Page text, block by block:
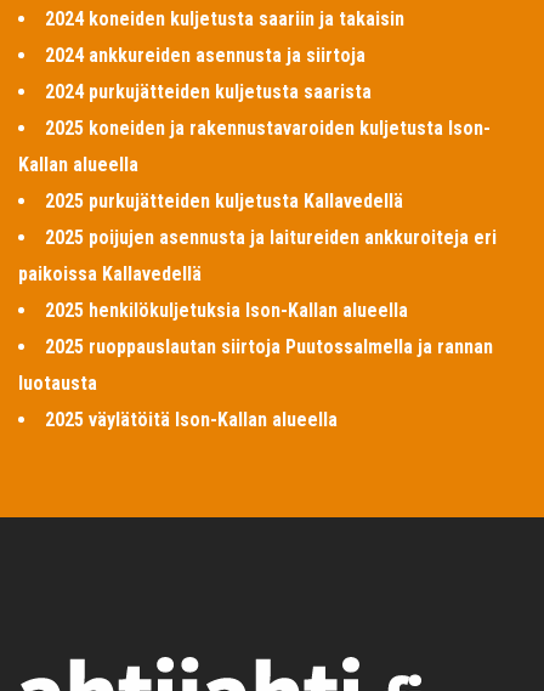
2024 koneiden kuljetusta saariin ja takaisin
2024 ankkureiden asennusta ja siirtoja
2024 purkujätteiden kuljetusta saarista
2025 koneiden ja rakennustavaroiden kuljetusta Ison-
Kallan alueella
2025 purkujätteiden kuljetusta Kallavedellä
2025 poijujen asennusta ja laitureiden ankkuroiteja eri
paikoissa Kallavedellä
2025 henkilökuljetuksia Ison-Kallan alueella
2025 ruoppauslautan siirtoja Puutossalmella ja rannan
luotausta
2025 väylätöitä Ison-Kallan alueella